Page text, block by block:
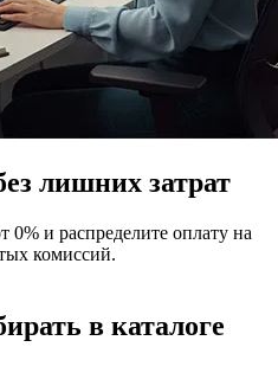
лишних затрат
и распределите оплату на
комиссий.
в каталоге